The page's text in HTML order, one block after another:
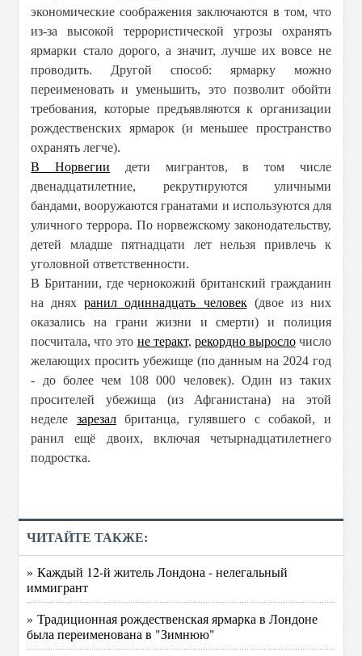
экономические соображения заключаются в том, что
из-за высокой террористической угрозы охранять
ярмарки стало дорого, а значит, лучше их вовсе не
проводить. Другой способ: ярмарку можно
переименовать и уменьшить, это позволит обойти
требования, которые предъявляются к организации
рождественских ярмарок (и меньшее пространство
охранять легче).
В Норвегии дети мигрантов, в том числе
двенадцатилетние, рекрутируются уличными
бандами, вооружаются гранатами и используются для
уличного террора. По норвежскому законодательству,
детей младше пятнадцати лет нельзя привлечь к
уголовной ответственности.
В Британии, где чернокожий британский гражданин
на дняхранил одиннадцать человек(двое из них
оказались на грани жизни и смерти) и полиция
посчитала, что это не теракт, рекордно вырослочисло
желающих просить убежище (по данным на 2024 год
- до более чем 108 000 человек). Один из таких
просителей убежища (из Афганистана) на этой
неделе зарезалбританца, гулявшего с собакой, и
ранил ещё двоих, включая четырнадцатилетнего
подростка.
ЧИТАЙТЕ ТАКЖЕ:
» Каждый 12-й житель Лондона - нелегальный
иммигрант
» Традиционная рождественская ярмарка в Лондоне
была переименована в "Зимнюю"